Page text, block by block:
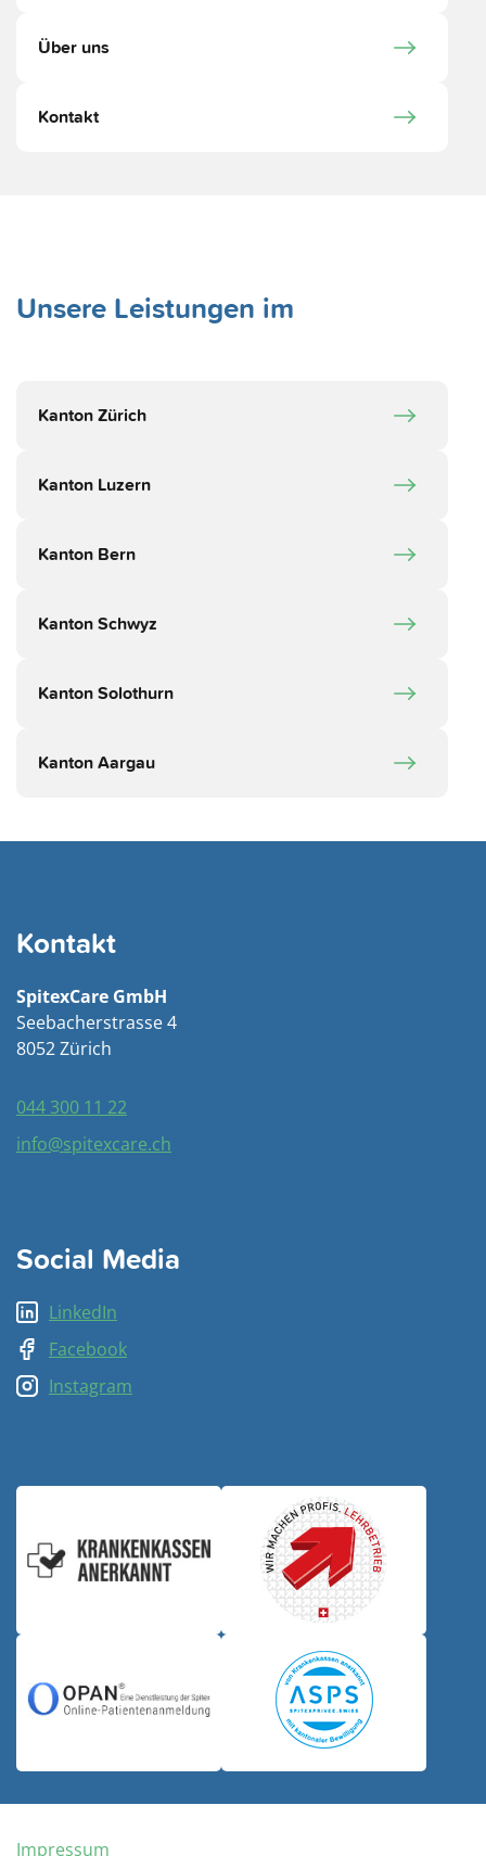
Über uns
Kontakt
Unsere Leistungen im
Kanton Zürich
Kanton Luzern
Kanton Bern
Kanton Schwyz
Kanton Solothurn
Kanton Aargau
Kontakt
SpitexCare GmbH
Seebacherstrasse 4
8052 Zürich
044 300 11 22
info@spitexcare.ch
Social Media
LinkedIn
Facebook
Instagram
Impressum